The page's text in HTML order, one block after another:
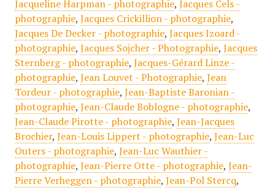
Jacqueline Harpman - photographie, Jacques Cels -
photographie, Jacques Crickillion - photographie,
Jacques De Decker - photographie, Jacques Izoard -
photographie, Jacques Sojcher - Photographie, Jacques
Sternberg - photographie, Jacques-Gérard Linze -
photographie, Jean Louvet - Photographie, Jean
Tordeur - photographie, Jean-Baptiste Baronian -
photographie, Jean-Claude Boblogne - photographie,
Jean-Claude Pirotte - photographie, Jean-Jacques
Brochier, Jean-Louis Lippert - photographie, Jean-Luc
Outers - photographie, Jean-Luc Wauthier -
photographie, Jean-Pierre Otte - photographie, Jean-
Pierre Verheggen - photographie, Jean-Pol Stercq,